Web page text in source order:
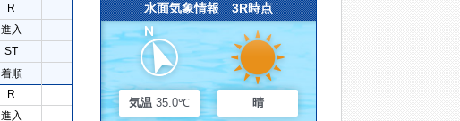
R
進入
ST
着順
R
進入
水面気象情報 3R時点
気温 35.0℃ 晴